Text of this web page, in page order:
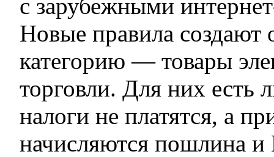
с зарубежными
Новые правила создают
категорию — товары
торговли. Для них есть
налоги не платятся, а
начисляются пошлина